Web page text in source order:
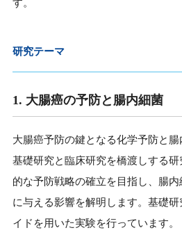
す。
研究テーマ
1. 大腸癌の予防と腸内細菌
大腸癌予防の鍵となる化学予防と腸
基礎研究と臨床研究を橋渡しする
的な予防戦略の確立を目指し、腸
に与える影響を解明します。基礎
イドを用いた実験を行っています。